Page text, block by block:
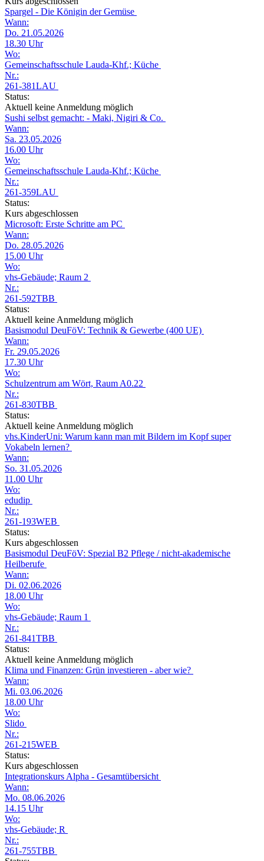
Spargel - Die Königin der Gemüse
Wann:
Do. 21.05.2026
18.30 Uhr
Wo:
Gemeinschaftsschule Lauda-Khf.; Küche
Nr.:
261-381LAU
Status:
Aktuell keine Anmeldung möglich
Sushi selbst gemacht: - Maki, Nigiri & Co.
Wann:
Sa. 23.05.2026
16.00 Uhr
Wo:
Gemeinschaftsschule Lauda-Khf.; Küche
Nr.:
261-359LAU
Status:
Kurs abgeschlossen
Microsoft: Erste Schritte am PC
Wann:
Do. 28.05.2026
15.00 Uhr
Wo:
vhs-Gebäude; Raum 2
Nr.:
261-592TBB
Status:
Aktuell keine Anmeldung möglich
Basismodul DeuFöV: Technik & Gewerbe (400 UE)
Wann:
Fr. 29.05.2026
17.30 Uhr
Wo:
Schulzentrum am Wört, Raum A0.22
Nr.:
261-830TBB
Status:
Aktuell keine Anmeldung möglich
vhs.KinderUni: Warum kann man mit Bildern im Kopf super
Vokabeln lernen?
Wann:
So. 31.05.2026
11.00 Uhr
Wo:
edudip
Nr.:
261-193WEB
Status:
Kurs abgeschlossen
Basismodul DeuFöV: Spezial B2 Pflege / nicht-akademische
Heilberufe
Wann:
Di. 02.06.2026
18.00 Uhr
Wo:
vhs-Gebäude; Raum 1
Nr.:
261-841TBB
Status:
Aktuell keine Anmeldung möglich
Klima und Finanzen: Grün investieren - aber wie?
Wann:
Mi. 03.06.2026
18.00 Uhr
Wo:
Slido
Nr.:
261-215WEB
Status:
Kurs abgeschlossen
Integrationskurs Alpha - Gesamtübersicht
Wann:
Mo. 08.06.2026
14.15 Uhr
Wo:
vhs-Gebäude; R
Nr.:
261-755TBB